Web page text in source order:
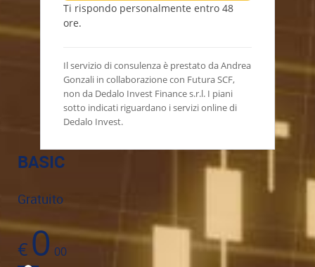
Ti rispondo personalmente entro 48
ore.
Il servizio di consulenza è prestato da Andrea
Gonzali in collaborazione con Futura SCF,
non da Dedalo Invest Finance s.r.l. I piani
sotto indicati riguardano i servizi online di
Dedalo Invest.
BASIC
Gratuito
€0 00